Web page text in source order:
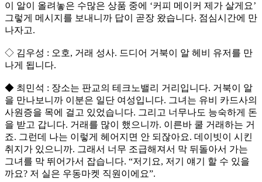
이 알이 올려놓은 수많은 상품 중에 ‘커피 메이커 제가 살게요’
그렇게 메시지를 보내니까 답이 곧장 왔습니다. 점심시간에 만
나자고.
◇ 김우성 : 오호, 거래 성사. 드디어 거북이 알 헤비 유저를 만
나게 됩니다.
◆ 최민석 : 장소는 판교의 테크노밸리 거리입니다. 거북이 알
을 만나보니까 이분은 일단 여성입니다. 그녀는 유비 카드사의
사원증을 목에 걸고 있었습니다. 그리고 너무나도 능숙하게 돈
을 받고 갑니다. 거래를 많이 했으니까. 이른바 쿨 거래하는 거
죠. 그런데 나는 이렇게 헤어지면 안 되잖아요. 데이빗이 시킨
취지가 있으니까. 그래서 너무 조급해져서 막 뒤돌아서 가는
그녀를 막 뛰어가서 잡습니다. “저기요, 저기 얘기 할 수 있을
까요? 저 실은 우동마켓 직원이에요”.